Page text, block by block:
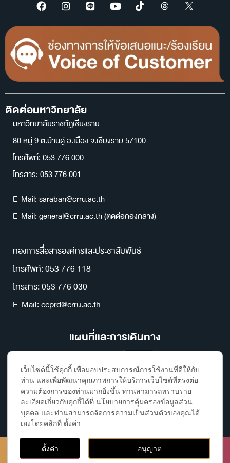
ติดต่อมหาวิทยาลัย
มหาวิทยาลัยราชภัฏเชียงราย
80 หมู่ 9 ต.บ้านดู่ อ.เมือง จ.เชียงราย 57100
โทรศัพท์: 053 776 000
โทรสาร: 053 776 001
E-Mail: saraban@crru.ac.th
E-Mail: general@crru.ac.th (ติดต่อกองกลาง)
กองการสื่อสารองค์กรและประชาสัมพันธ์
โทรศัพท์: 053 776 118
โทรสาร: 053 776 030
E-Mail: ccprd@crru.ac.th
แผนที่และการเดินทาง
Copyright ©2023 Chiang Rai Rajabhat University, All rights
reserved | By กองการสื่อสารองค์กรและประชาสัมพันธ์
เว็บไซต์นี้ใช้คุกกี้ เพื่อมอบประสบการณ์การใช้งานที่ดีให้กับ
ท่าน และเพื่อพัฒนาคุณภาพการให้บริการเว็บไซต์ที่ตรงต่อ
ความต้องการของท่านมากยิ่งขึ้น ท่านสามารถทราบราย
ละเอียดเกี่ยวกับคุกกี้ได้ที่ นโยบายการคุ้มครองข้อมูลส่วน
บุคคล และท่านสามารถจัดการความเป็นส่วนตัวของคุณได้
เองโดยคลิกที่ ตั้งค่า
อนุญาต
ตั้งค่าติดต่อ, ค้นหาห้องเรียนและอาคาร